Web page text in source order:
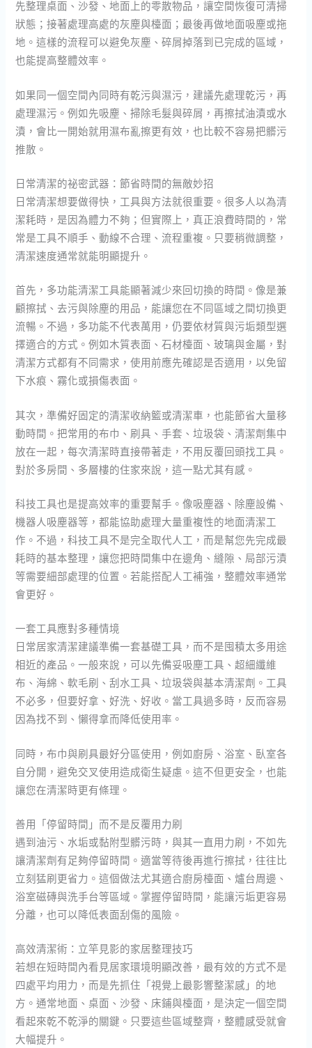
先整理桌面、沙發、地面上的零散物品，讓空間恢復可清掃
狀態；接著處理高處的灰塵與檯面；最後再做地面吸塵或拖
地。這樣的流程可以避免灰塵、碎屑掉落到已完成的區域，
也能提高整體效率。
如果同一個空間內同時有乾污與濕污，建議先處理乾污，再
處理濕污。例如先吸塵、掃除毛髮與碎屑，再擦拭油漬或水
漬，會比一開始就用濕布亂擦更有效，也比較不容易把髒污
推散。
日常清潔的祕密武器：節省時間的無敵妙招
日常清潔想要做得快，工具與方法就很重要。很多人以為清
潔耗時，是因為體力不夠；但實際上，真正浪費時間的，常
常是工具不順手、動線不合理、流程重複。只要稍微調整，
清潔速度通常就能明顯提升。
首先，多功能清潔工具能顯著減少來回切換的時間。像是兼
顧擦拭、去污與除塵的用品，能讓您在不同區域之間切換更
流暢。不過，多功能不代表萬用，仍要依材質與污垢類型選
擇適合的方式。例如木質表面、石材檯面、玻璃與金屬，對
清潔方式都有不同需求，使用前應先確認是否適用，以免留
下水痕、霧化或損傷表面。
其次，準備好固定的清潔收納籃或清潔車，也能節省大量移
動時間。把常用的布巾、刷具、手套、垃圾袋、清潔劑集中
放在一起，每次清潔時直接帶著走，不用反覆回頭找工具。
對於多房間、多層樓的住家來說，這一點尤其有感。
科技工具也是提高效率的重要幫手。像吸塵器、除塵設備、
機器人吸塵器等，都能協助處理大量重複性的地面清潔工
作。不過，科技工具不是完全取代人工，而是幫您先完成最
耗時的基本整理，讓您把時間集中在邊角、縫隙、局部污漬
等需要細部處理的位置。若能搭配人工補強，整體效率通常
會更好。
一套工具應對多種情境
日常居家清潔建議準備一套基礎工具，而不是囤積太多用途
相近的產品。一般來說，可以先備妥吸塵工具、超細纖維
布、海綿、軟毛刷、刮水工具、垃圾袋與基本清潔劑。工具
不必多，但要好拿、好洗、好收。當工具過多時，反而容易
因為找不到、懶得拿而降低使用率。
同時，布巾與刷具最好分區使用，例如廚房、浴室、臥室各
自分開，避免交叉使用造成衛生疑慮。這不但更安全，也能
讓您在清潔時更有條理。
善用「停留時間」而不是反覆用力刷
遇到油污、水垢或黏附型髒污時，與其一直用力刷，不如先
讓清潔劑有足夠停留時間。適當等待後再進行擦拭，往往比
立刻猛刷更省力。這個做法尤其適合廚房檯面、爐台周邊、
浴室磁磚與洗手台等區域。掌握停留時間，能讓污垢更容易
分離，也可以降低表面刮傷的風險。
高效清潔術：立竿見影的家居整理技巧
若想在短時間內看見居家環境明顯改善，最有效的方式不是
四處平均用力，而是先抓住「視覺上最影響整潔感」的地
方。通常地面、桌面、沙發、床鋪與檯面，是決定一個空間
看起來乾不乾淨的關鍵。只要這些區域整齊，整體感受就會
大幅提升。